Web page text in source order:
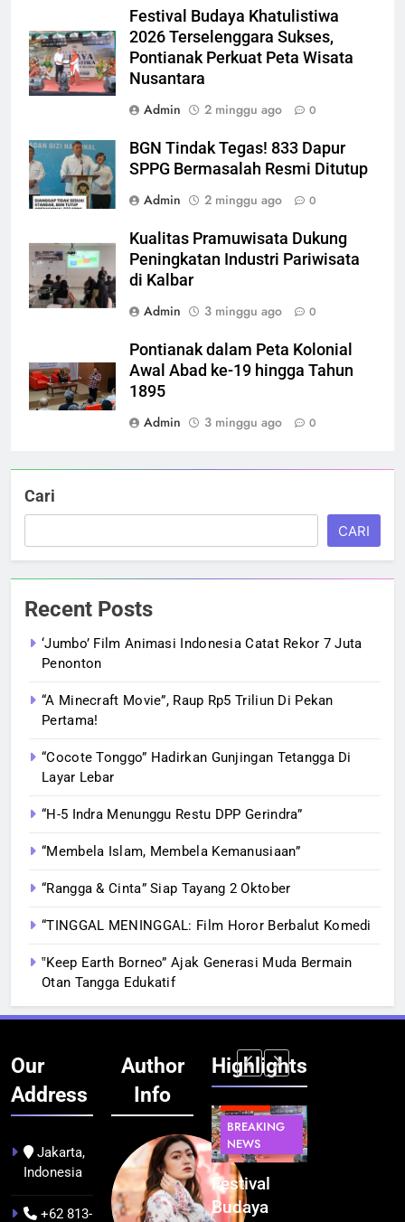
Festival Budaya Khatulistiwa
2026 Terselenggara Sukses,
Pontianak Perkuat Peta Wisata
Nusantara
Admin
2 minggu ago 0
BGN Tindak Tegas! 833 Dapur
SPPG Bermasalah Resmi Ditutup
Admin
2 minggu ago 0
Kualitas Pramuwisata Dukung
Peningkatan Industri Pariwisata
di Kalbar
Admin
3 minggu ago 0
Pontianak dalam Peta Kolonial
Awal Abad ke-19 hingga Tahun
1895
Admin
3 minggu ago 0
Cari
CARI
Recent Posts
‘Jumbo’ Film Animasi Indonesia Catat Rekor 7 Juta
Penonton
“A Minecraft Movie”, Raup Rp5 Triliun Di Pekan
Pertama!
“Cocote Tonggo” Hadirkan Gunjingan Tetangga Di
Layar Lebar
“H-5 Indra Menunggu Restu DPP Gerindra”
“Membela Islam, Membela Kemanusiaan”
“Rangga & Cinta” Siap Tayang 2 Oktober
“TINGGAL MENINGGAL: Film Horor Berbalut Komedi
‟Keep Earth Borneo” Ajak Generasi Muda Bermain
Otan Tangga Edukatif
Our
Address
Jakarta,
Indonesia
+62 813-
Author
Info
Highlights
BERITA
NEWS
Kualitas
Pramuwisata
INFRASTRUKTUR
TEKNOLOGI
Indonesia
Resmi
BREAKING
NEWS
Festival
Budaya